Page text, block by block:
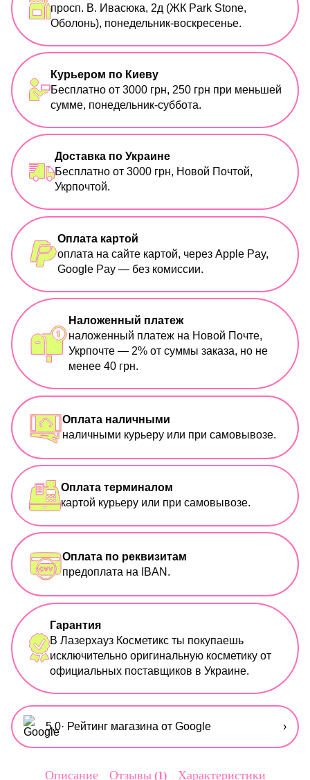
просп. В. Ивасюка, 2д (ЖК Park Stone,
Оболонь), понедельник-воскресенье.
Курьером по Киеву
Бесплатно от 3000 грн, 250 грн при меньшей
сумме, понедельник-суббота.
Доставка по Украине
Бесплатно от 3000 грн, Новой Почтой,
Укрпочтой.
Оплата картой
оплата на сайте картой, через Apple Pay,
Google Pay — без комиссии.
Наложенный платеж
наложенный платеж на Новой Почте,
Укрпочте — 2% от суммы заказа, но не
менее 40 грн.
Оплата наличными
наличными курьеру или при самовывозе.
Оплата терминалом
картой курьеру или при самовывозе.
Оплата по реквизитам
предоплата на IBAN.
Гарантия
В Лазерхауз Косметикс ты покупаешь
исключительно оригинальную косметику от
официальных поставщиков в Украине.
5,0· Рейтинг магазина от Google ›
Описание Отзывы 1 Характеристики